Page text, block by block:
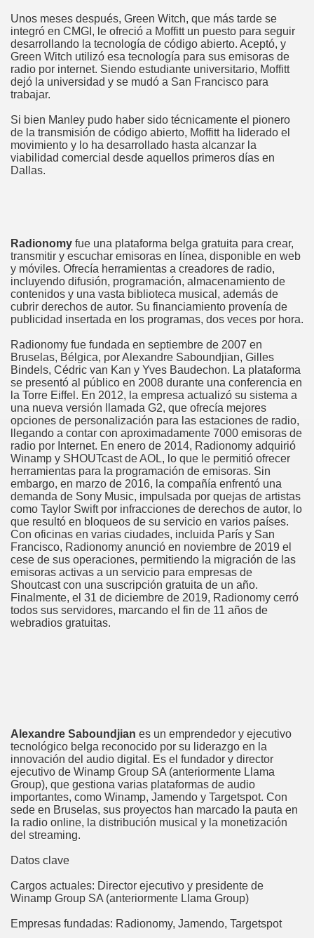
Unos meses después, Green Witch, que más tarde se
integró en CMGI, le ofreció a Moffitt un puesto para seguir
desarrollando la tecnología de código abierto. Aceptó, y
Green Witch utilizó esa tecnología para sus emisoras de
radio por internet. Siendo estudiante universitario, Moffitt
dejó la universidad y se mudó a San Francisco para
trabajar.
Si bien Manley pudo haber sido técnicamente el pionero
de la transmisión de código abierto, Moffitt ha liderado el
movimiento y lo ha desarrollado hasta alcanzar la
viabilidad comercial desde aquellos primeros días en
Dallas.
Radionomy fue una plataforma belga gratuita para crear,
transmitir y escuchar emisoras en línea, disponible en web
y móviles. Ofrecía herramientas a creadores de radio,
incluyendo difusión, programación, almacenamiento de
contenidos y una vasta biblioteca musical, además de
cubrir derechos de autor. Su financiamiento provenía de
publicidad insertada en los programas, dos veces por hora.
Radionomy fue fundada en septiembre de 2007 en
Bruselas, Bélgica, por Alexandre Saboundjian, Gilles
Bindels, Cédric van Kan y Yves Baudechon. La plataforma
se presentó al público en 2008 durante una conferencia en
la Torre Eiffel. En 2012, la empresa actualizó su sistema a
una nueva versión llamada G2, que ofrecía mejores
opciones de personalización para las estaciones de radio,
llegando a contar con aproximadamente 7000 emisoras de
radio por Internet. En enero de 2014, Radionomy adquirió
Winamp y SHOUTcast de AOL, lo que le permitió ofrecer
herramientas para la programación de emisoras. Sin
embargo, en marzo de 2016, la compañía enfrentó una
demanda de Sony Music, impulsada por quejas de artistas
como Taylor Swift por infracciones de derechos de autor, lo
que resultó en bloqueos de su servicio en varios países.
Con oficinas en varias ciudades, incluida París y San
Francisco, Radionomy anunció en noviembre de 2019 el
cese de sus operaciones, permitiendo la migración de las
emisoras activas a un servicio para empresas de
Shoutcast con una suscripción gratuita de un año.
Finalmente, el 31 de diciembre de 2019, Radionomy cerró
todos sus servidores, marcando el fin de 11 años de
webradios gratuitas.
Alexandre Saboundjian es un emprendedor y ejecutivo
tecnológico belga reconocido por su liderazgo en la
innovación del audio digital. Es el fundador y director
ejecutivo de Winamp Group SA (anteriormente Llama
Group), que gestiona varias plataformas de audio
importantes, como Winamp, Jamendo y Targetspot. Con
sede en Bruselas, sus proyectos han marcado la pauta en
la radio online, la distribución musical y la monetización
del streaming.
Datos clave
Cargos actuales: Director ejecutivo y presidente de
Winamp Group SA (anteriormente Llama Group)
Empresas fundadas: Radionomy, Jamendo, Targetspot